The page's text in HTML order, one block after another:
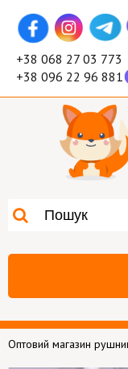
+38 068 27 03 773
+38 096 22 96 881
Оптовий магазин